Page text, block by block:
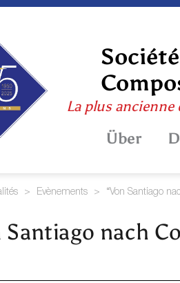
La plus
Über
> Evènements > “Von Santiago
Santiago nach